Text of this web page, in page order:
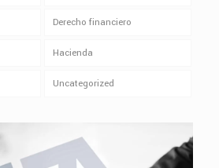
Derecho financiero
Hacienda
Uncategorized